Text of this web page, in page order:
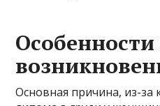
Основная причина, из-за